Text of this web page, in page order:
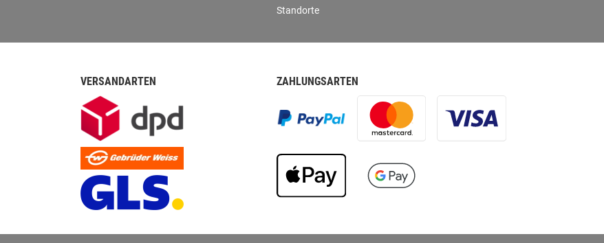
Standorte
VERSANDARTEN ZAHLUNGSARTEN